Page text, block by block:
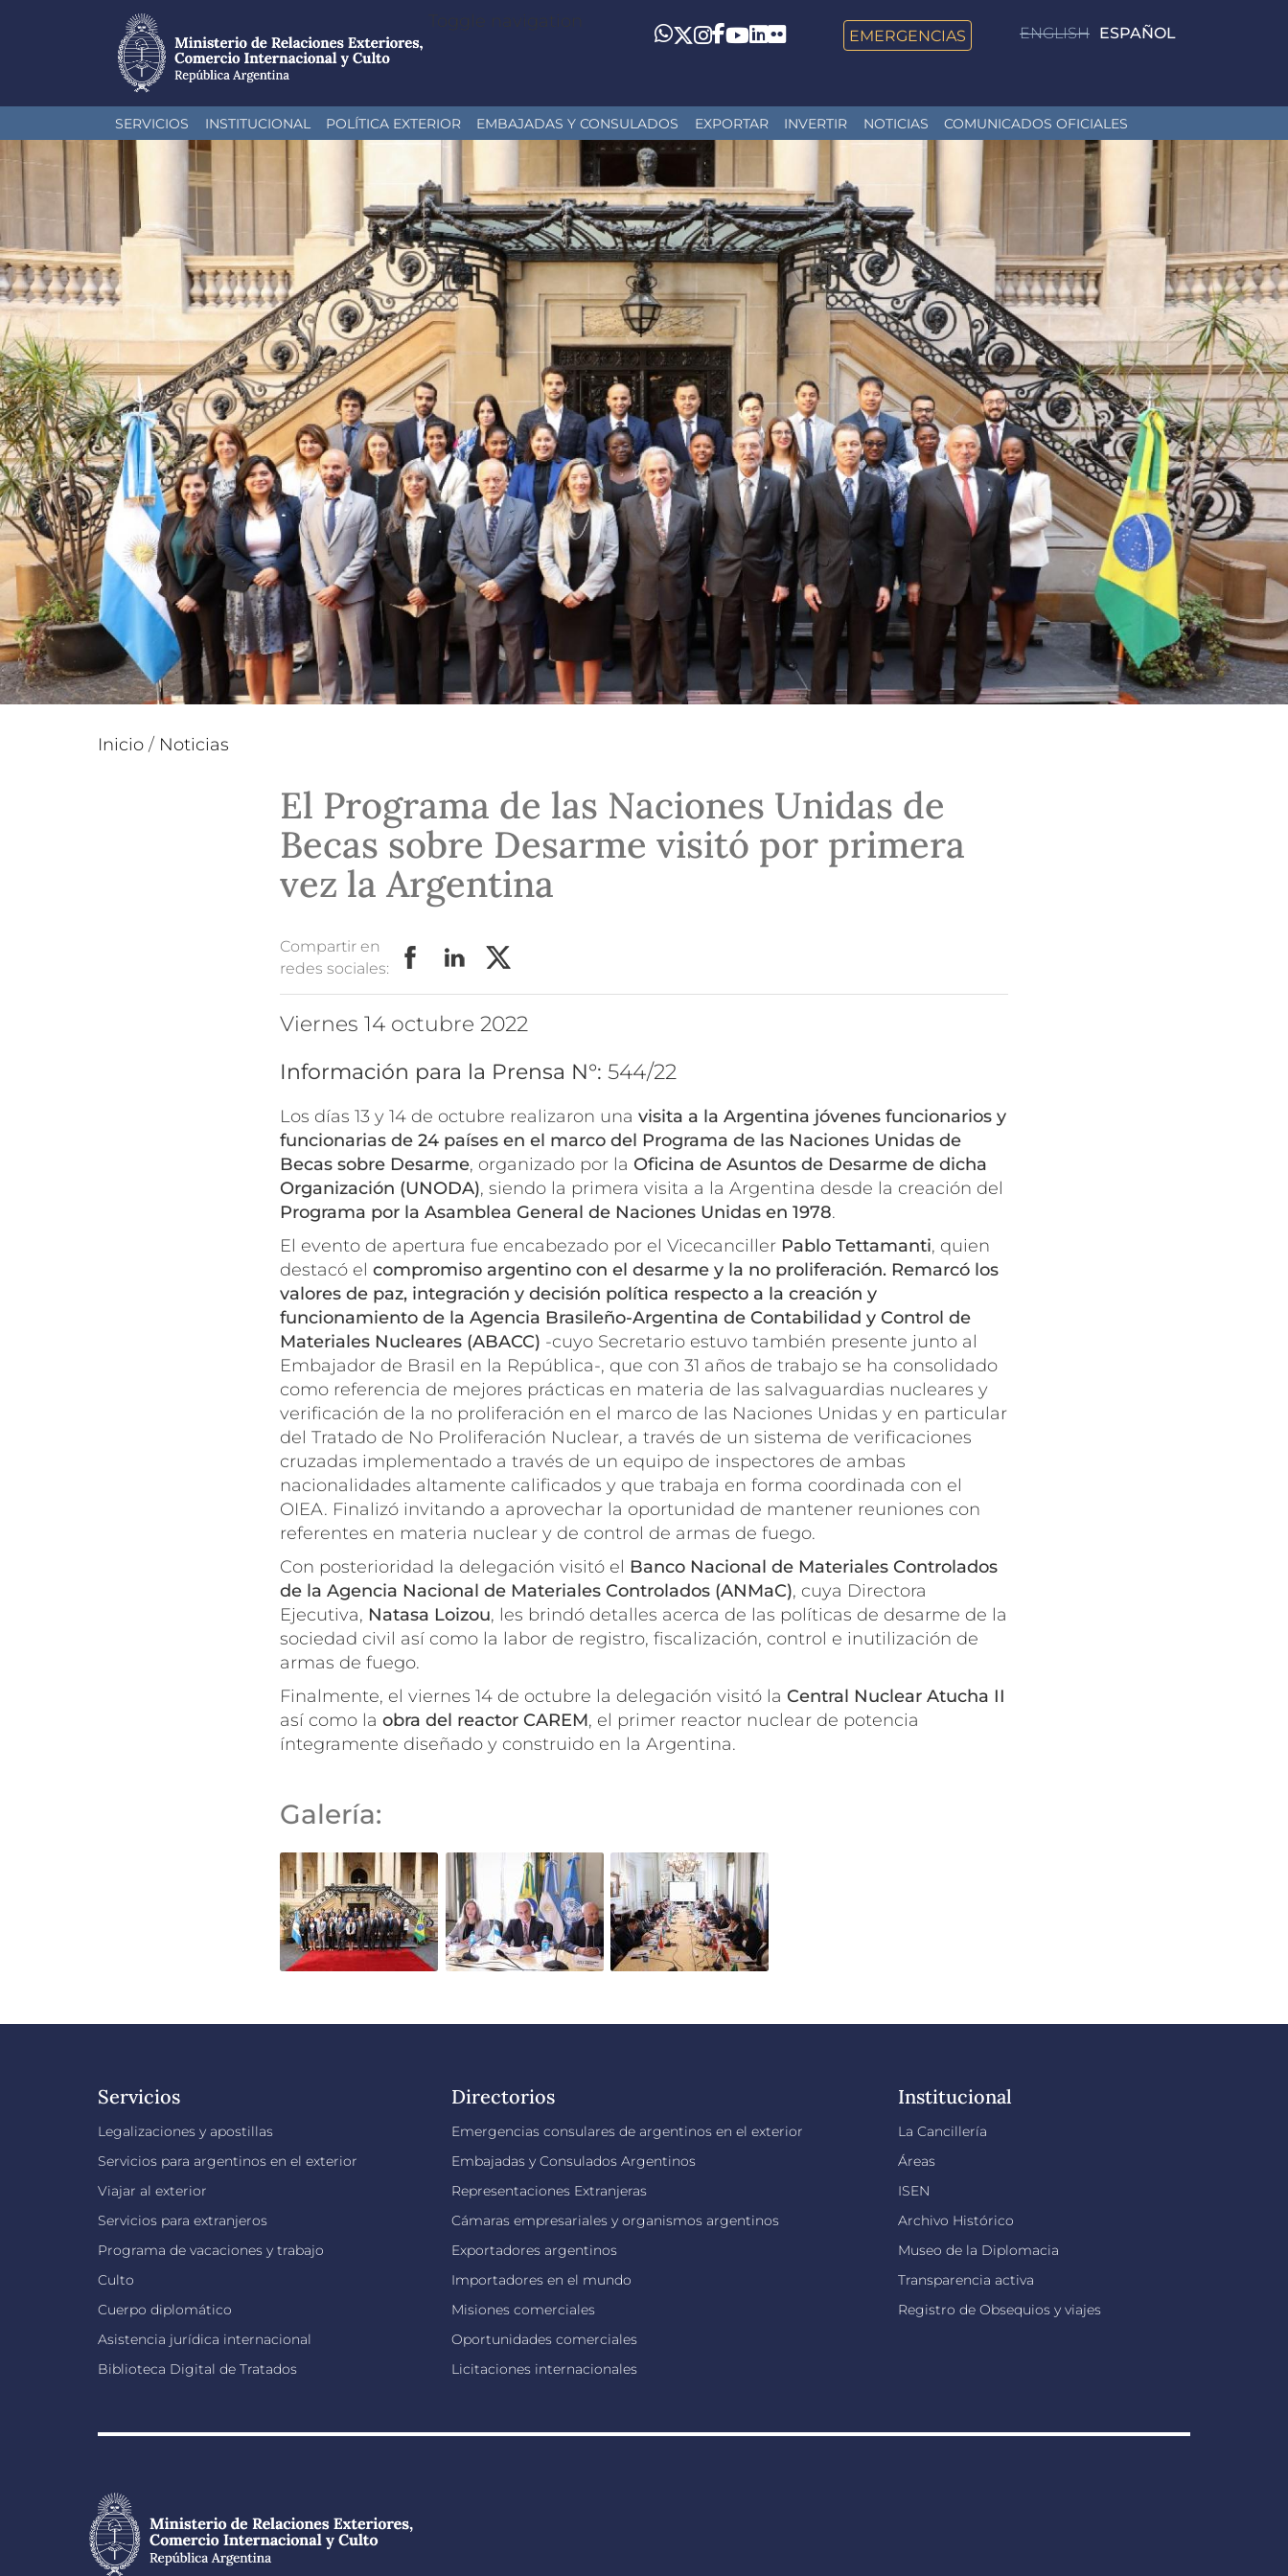
al
contenido
principal
Toggle navigation
ENGLISH ESPAÑOL
Whatsapp
Twitter
Instagram
Facebook
YouTube
LinkedIn
Flickr EMERGENCIAS
SERVICIOS INSTITUCIONAL POLÍTICA EXTERIOR EMBAJADAS Y CONSULADOS EXPORTAR INVERTIR NOTICIAS COMUNICADOS OFICIALES
Inicio / Noticias
El Programa de las Naciones Unidas de
Becas sobre Desarme visitó por primera
vez la Argentina
Compartir en
redes sociales:
viernes 14 octubre 2022
Información para la Prensa N°: 544/22
Los días 13 y 14 de octubre realizaron una visita a la Argentina jóvenes funcionarios y
funcionarias de 24 países en el marco del Programa de las Naciones Unidas de
Becas sobre Desarme, organizado por la Oficina de Asuntos de Desarme de dicha
Organización (UNODA), siendo la primera visita a la Argentina desde la creación del
Programa por la Asamblea General de Naciones Unidas en 1978.
El evento de apertura fue encabezado por el Vicecanciller Pablo Tettamanti, quien
destacó el compromiso argentino con el desarme y la no proliferación. Remarcó los
valores de paz, integración y decisión política respecto a la creación y
funcionamiento de la Agencia Brasileño-Argentina de Contabilidad y Control de
Materiales Nucleares (ABACC) -cuyo Secretario estuvo también presente junto al
Embajador de Brasil en la República-, que con 31 años de trabajo se ha consolidado
como referencia de mejores prácticas en materia de las salvaguardias nucleares y
verificación de la no proliferación en el marco de las Naciones Unidas y en particular
del Tratado de No Proliferación Nuclear, a través de un sistema de verificaciones
cruzadas implementado a través de un equipo de inspectores de ambas
nacionalidades altamente calificados y que trabaja en forma coordinada con el
OIEA. Finalizó invitando a aprovechar la oportunidad de mantener reuniones con
referentes en materia nuclear y de control de armas de fuego.
Con posterioridad la delegación visitó el Banco Nacional de Materiales Controlados
de la Agencia Nacional de Materiales Controlados (ANMaC), cuya Directora
Ejecutiva, Natasa Loizou, les brindó detalles acerca de las políticas de desarme de la
sociedad civil así como la labor de registro, fiscalización, control e inutilización de
armas de fuego.
Finalmente, el viernes 14 de octubre la delegación visitó la Central Nuclear Atucha II
así como la obra del reactor CAREM, el primer reactor nuclear de potencia
íntegramente diseñado y construido en la Argentina.
Galería:
Servicios
Legalizaciones y apostillas
Servicios para argentinos en el exterior
Viajar al exterior
Servicios para extranjeros
Programa de vacaciones y trabajo
Culto
Cuerpo diplomático
Asistencia jurídica internacional
Biblioteca Digital de Tratados
Directorios
Emergencias consulares de argentinos en el exterior
Embajadas y Consulados Argentinos
Representaciones Extranjeras
Cámaras empresariales y organismos argentinos
Exportadores argentinos
Importadores en el mundo
Misiones comerciales
Oportunidades comerciales
Licitaciones internacionales
Institucional
La Cancillería
Áreas
ISEN
Archivo Histórico
Museo de la Diplomacia
Transparencia activa
Registro de Obsequios y viajes